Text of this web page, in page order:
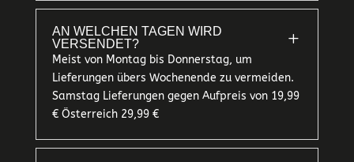
AN WELCHEN TAGEN WIRD
VERSENDET?
L
Meist von Montag bis Donnerstag, um
Lieferungen übers Wochenende zu vermeiden.
Samstag Lieferungen gegen Aufpreis von 19,99
€ Österreich 29,99 €